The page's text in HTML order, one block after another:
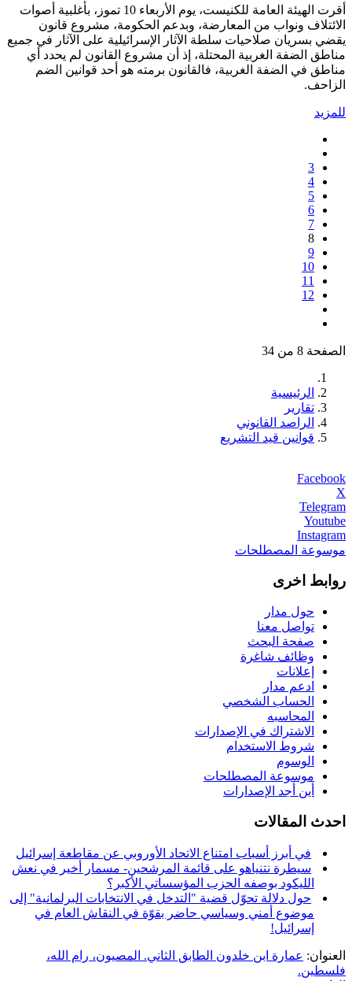
أقرت الهيئة العامة للكنيست، يوم الأربعاء 10 تموز، بأغلبية أصوات
الائتلاف ونواب من المعارضة، وبدعم الحكومة، مشروع قانون
يقضي بسريان صلاحيات سلطة الآثار الإسرائيلية على الآثار في جميع
مناطق الضفة الغربية المحتلة، إذ أن مشروع القانون لم يحدد أي
مناطق في الضفة الغربية، فالقانون برمته هو أحد قوانين الضم
الزاحف.
للمزيد
3
4
5
6
7
8
9
10
11
12
الصفحة 8 من 34
الرئيسية
تقارير
الراصد القانوني
قوانين قيد التشريع
Facebook
X
Telegram
Youtube
Instagram
موسوعة المصطلحات
روابط اخرى
حول مدار
تواصل معنا
صفحة البحث
وظائف شاغرة
إعلانات
ادعم مدار
الحساب الشخصي
المحاسبه
الاشتراك في الإصدارات
شروط الاستخدام
الوسوم
موسوعة المصطلحات
أين أجد الإصدارات
احدث المقالات
في أبرز أسباب امتناع الاتحاد الأوروبي عن مقاطعة إسرائيل
سيطرة نتنياهو على قائمة المرشحين- مسمار أخير في نعش
الليكود بوصفه الحزب المؤسساتي الأكبر؟
حول دلالة تحوّل قضية "التدخل في الانتخابات البرلمانية" إلى
موضوع أمني وسياسي حاضر بقوّة في النقاش العام في
إسرائيل!
العنوان: عمارة ابن خلدون الطابق الثاني. المصيون، رام الله،
فلسطين.